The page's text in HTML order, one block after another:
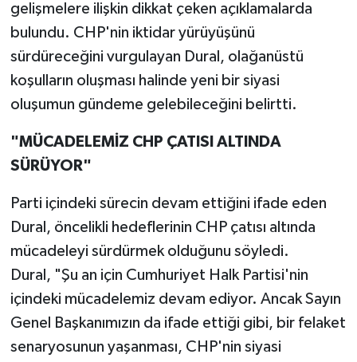
gelişmelere ilişkin dikkat çeken açıklamalarda
bulundu. CHP'nin iktidar yürüyüşünü
sürdüreceğini vurgulayan Dural, olağanüstü
koşulların oluşması halinde yeni bir siyasi
oluşumun gündeme gelebileceğini belirtti.
"MÜCADELEMİZ CHP ÇATISI ALTINDA
SÜRÜYOR"
Parti içindeki sürecin devam ettiğini ifade eden
Dural, öncelikli hedeflerinin CHP çatısı altında
mücadeleyi sürdürmek olduğunu söyledi.
Dural, "Şu an için Cumhuriyet Halk Partisi'nin
içindeki mücadelemiz devam ediyor. Ancak Sayın
Genel Başkanımızın da ifade ettiği gibi, bir felaket
senaryosunun yaşanması, CHP'nin siyasi
GÜNDEM
İş ilanı
Kilimli
MAGAZİN
Resmi İlan
Röportaj